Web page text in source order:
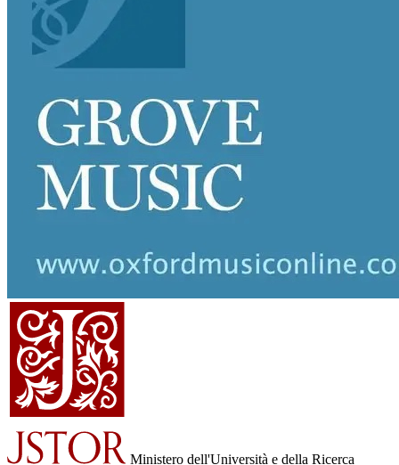
Ministero dell'Università e della Ricerca